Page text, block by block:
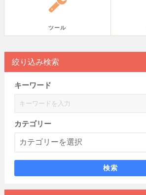
ツール
絞り込み検索
キーワード
カテゴリー
検索